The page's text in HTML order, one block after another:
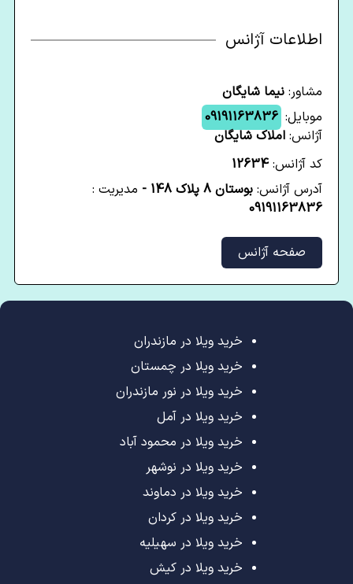
اطلاعات آژانس
مشاور: نیما شایگان
موبایل: 09191163836
آژانس: املاک شایگان
کد آژانس: 12634
آدرس آژانس: بوستان 8 پلاک 148 -
مدیریت :
09191163836
صفحه آژانس
خرید ویلا در مازندران
خرید ویلا در چمستان
خرید ویلا در نور مازندران
خرید ویلا در آمل
خرید ویلا در محمود آباد
خرید ویلا در نوشهر
خرید ویلا در دماوند
خرید ویلا در کردان
خرید ویلا در سهیلیه
خرید ویلا در کیش